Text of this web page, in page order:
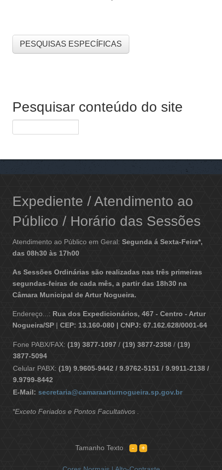
PESQUISAS ESPECÍFICAS
Pesquisar conteúdo do site
Expediente / Atendimento ao
Público / Horário das Sessões
Atendimento ao Público em Geral: Segunda á Sexta-Feira*,
das 08h30 às 17h00
As Sessões Ordinárias são realizadas nas três primeiras
segundas-feiras de cada mês, a partir das 18h30 na
Câmara Municipal de Artur Nogueira.
Endereço...: Rua dos Expedicionários, 467 - Centro - Artur
Nogueira/SP | CEP: 13.160-080 | CNPJ: 67.162.628/0001-64
Fone PABX/FAX: (19) 3877-1097 / (19) 3877-2358 / (19)
3877-5094
Celular PABX: (19) 9.9605-9442 / 9.9762-5151 / 9.9911-2138 /
9.9799-8442
E-Mail: secretaria@camaraarturnogueira.sp.gov.br
*Exceto Feriados e Pontos Facultativos .
Tamanho Texto